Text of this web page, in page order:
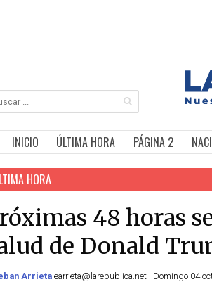
INICIO ÚLTIMA HORA PÁGINA 2
HORA
48 horas
de Donald
Arrietaearrieta@larepublica.net | Domingo 04